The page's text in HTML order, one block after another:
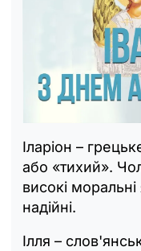
Іларіон –
або «тихий».
високі моральні
надійні.
Ілля –